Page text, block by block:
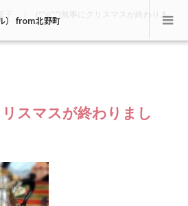
） from北野町
子
(*^o^*)無事にクリスマスが終わりま
スマスが終わりまし